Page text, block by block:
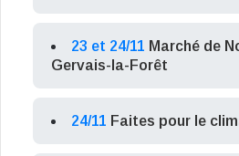
23 et 24/11 Marché de
Gervais-la-Forêt
24/11 Faites pour le